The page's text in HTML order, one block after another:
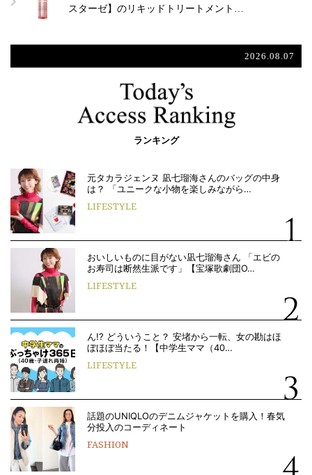
スターゼ】のリキッドトリートメント…
2026.08.07
ランキング
元タカラジェンヌ 凪七瑠海さんのバッグの中身
は？ 「ユニークな小物を楽しみながら…
LIFESTYLE
おいしいものに目がない凪七瑠海さん 「エビの
お寿司は断然生派です」【宝塚歌劇団O…
LIFESTYLE
ん!? どういうこと？ 安堵から一転、女の勘はほ
ぼほぼ当たる！【中学生ママ（40…
LIFESTYLE
話題のUNIQLOのデニムジャケットを購入！春気
分投入のコーディネート
FASHION